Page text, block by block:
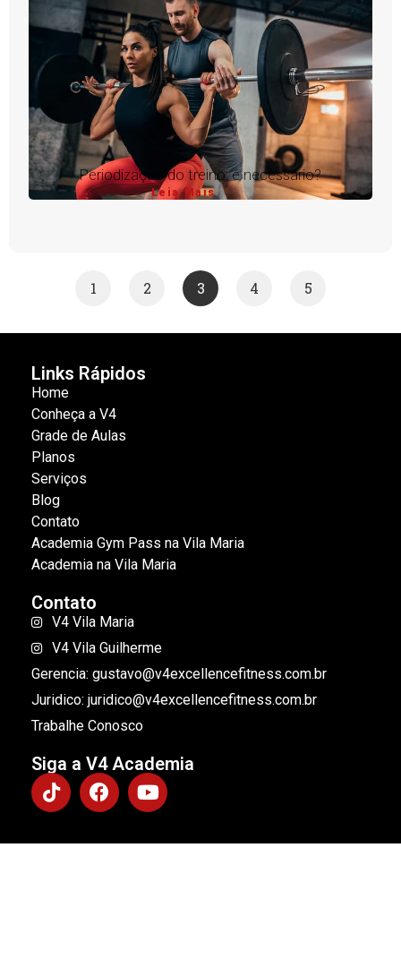
Periodização do treino: é necessário?
Leia Mais
1 2 3 4 5
Links Rápidos
Home
Conheça a V4
Grade de Aulas
Planos
Serviços
Blog
Contato
Academia Gym Pass na Vila Maria
Academia na Vila Maria
Contato
V4 Vila Maria
V4 Vila Guilherme
Gerencia: gustavo@v4excellencefitness.com.br
Juridico: juridico@v4excellencefitness.com.br
Trabalhe Conosco
Siga a V4 Academia